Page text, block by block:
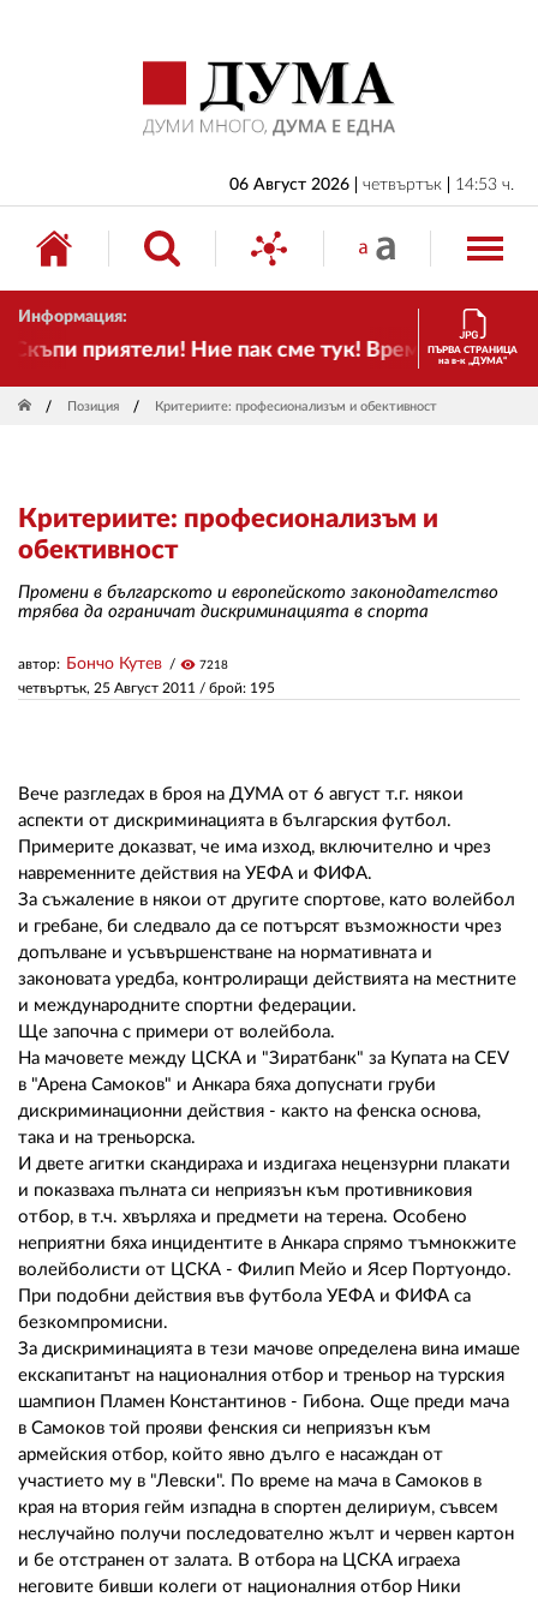
06 Август 2026 четвъртък 14:53 ч.
Информация:
приятели! Ние пак сме тук! Времето сеПЪРВА СТРАНИЦА
на в-к „ДУМА“
Позиция Критериите: професионализъм и обективност
Критериите: професионализъм и
обективност
Промени в българското и европейското законодателство
трябва да ограничат дискриминацията в спорта
четвъртък, 25 Август 2011 / брой: 195
автор: Бончо Кутев visibility 7218
Вече разгледах в броя на ДУМА от 6 август т.г. някои
аспекти от дискриминацията в българския футбол.
Примерите доказват, че има изход, включително и чрез
навременните действия на УЕФА и ФИФА.
За съжаление в някои от другите спортове, като волейбол
и гребане, би следвало да се потърсят възможности чрез
допълване и усъвършенстване на нормативната и
законовата уредба, контролиращи действията на местните
и международните спортни федерации.
Ще започна с примери от волейбола.
На мачовете между ЦСКА и "Зиратбанк" за Купата на СЕV
в "Арена Самоков" и Анкара бяха допуснати груби
дискриминационни действия - както на фенска основа,
така и на треньорска.
И двете агитки скандираха и издигаха нецензурни плакати
и показваха пълната си неприязън към противниковия
отбор, в т.ч. хвърляха и предмети на терена. Особено
неприятни бяха инцидентите в Анкара спрямо тъмнокжите
волейболисти от ЦСКА - Филип Мейо и Ясер Портуондо.
При подобни действия във футбола УЕФА и ФИФА са
безкомпромисни.
За дискриминацията в тези мачове определена вина имаше
екскапитанът на националния отбор и треньор на турския
шампион Пламен Константинов - Гибона. Още преди мача
в Самоков той прояви фенския си неприязън към
армейския отбор, който явно дълго е насаждан от
участието му в "Левски". По време на мача в Самоков в
края на втория гейм изпадна в спортен делириум, съвсем
неслучайно получи последователно жълт и червен картон
и бе отстранен от залата. В отбора на ЦСКА играеха
неговите бивши колеги от националния отбор Ники
БЪЛГАРИЯ
ИКОНОМИКА
ИЗБОРИ
СВЯТ
ДРУГИ
ЗА НАС
РЕДАКЦИЯ
РЕКЛАМА
АБОНАМЕНТ
ПОЛИТИКА ЗА БИСКВИТКИТЕ
ПОЛИТИКАТА ЗА
ПОВЕРИТЕЛНОСТ
02 975 20 35